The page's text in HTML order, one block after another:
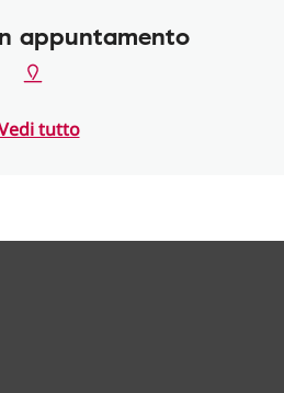
appuntamento
tutto